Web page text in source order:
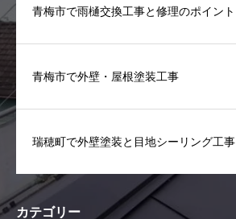
青梅市で雨樋交換工事と修理のポイント
青梅市で外壁・屋根塗装工事
瑞穂町で外壁塗装と目地シーリング工事
カテゴリー